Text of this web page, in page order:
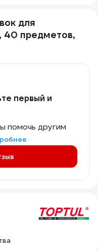
для
40 предметов,
первый и
помочь другим